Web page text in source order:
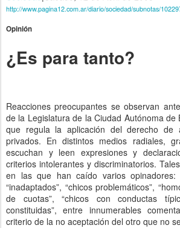
http://www.pagina12.com.ar/diario/sociedad/subnotas/
Opinión
¿Es para tanto?
Reacciones preocupantes se observan
de la Legislatura de la Ciudad Autónoma de
que regula la aplicación del derecho de
privados. En distintos medios radiales,
escuchan y leen expresiones y
criterios intolerantes y discriminatorios.
en las que han caído varios opinadores:
“inadaptados”, “chicos problemáticos”,
de cuotas”, “chicos con conductas
constituidas”, entre innumerables
criterio de la no aceptación del otro que no